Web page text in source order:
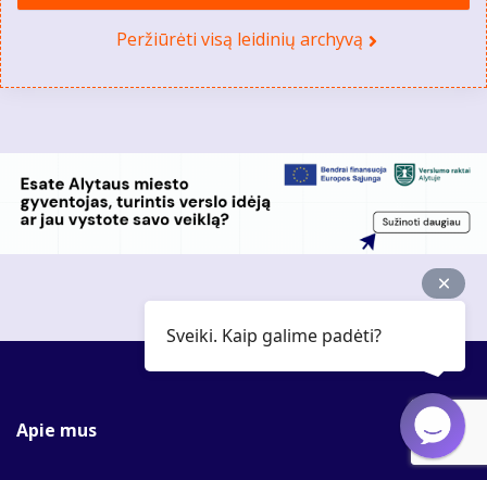
Peržiūrėti visą leidinių archyvą
Apie mus
Sveiki. Kaip galime padėti?